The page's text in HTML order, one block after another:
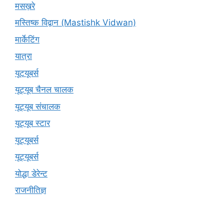
मसख़रे
मस्तिष्क विद्वान (Mastishk Vidwan)
मार्केटिंग
यात्रा
यूटयूबर्स
यूट्यूब चैनल चालक
यूट्यूब संचालक
यूट्यूब स्टार
यूट्यूबर्स
यूट्‍यूबर्स
योद्धा डेरेन्ट
राजनीतिज्ञ